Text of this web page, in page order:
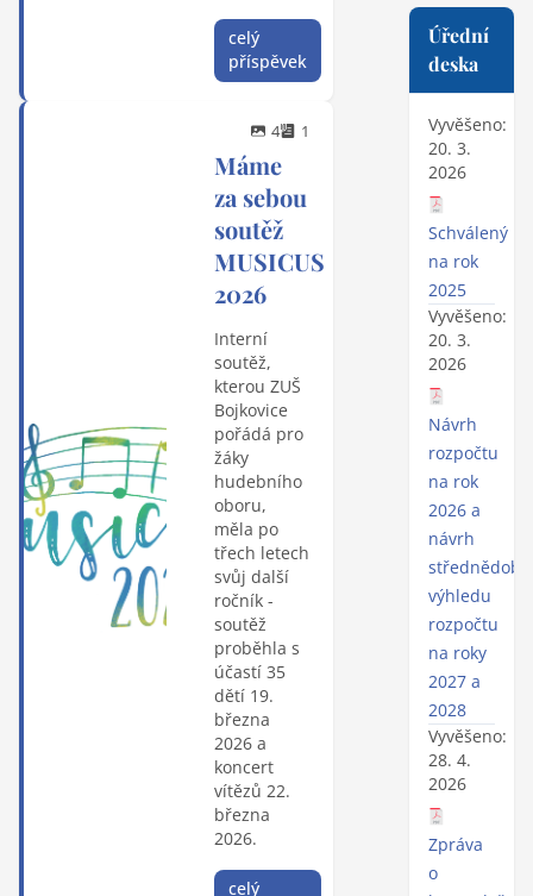
celý
příspěvek
4 1
Máme
za sebou
soutěž
MUSICUS
2026
Interní
soutěž,
kterou ZUŠ
Bojkovice
pořádá pro
žáky
hudebního
oboru,
měla po
třech letech
svůj další
ročník -
soutěž
proběhla s
účastí 35
dětí 19.
března
2026 a
koncert
vítězů 22.
března
2026.
celý
Úřední
deska
Vyvěšeno:
20. 3.
2026
Schválený
na rok
2025
Vyvěšeno:
20. 3.
2026
Návrh
rozpočtu
na rok
2026 a
návrh
výhledu
rozpočtu
na roky
2027 a
2028
Vyvěšeno:
28. 4.
2026
Zpráva
o